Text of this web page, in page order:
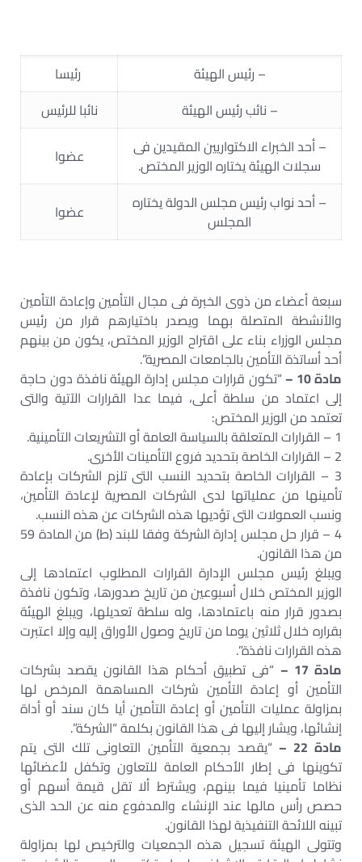
– رئيس الهيئة
رئيسا
– نائب رئيس الهيئة
نائبا للرئيس
– أحد الخبراء الاكتواريين المقيدين فى
سجلات الهيئة يختاره الوزير المختص.
عضوا
– أحد نواب رئيس مجلس الدولة يختاره
المجلس
عضوا
سبعة أعضاء من ذوى الخبرة فى مجال التأمين وإعادة التأمين
والأنشطة المتصلة بهما ويصدر باختيارهم قرار من رئيس
مجلس الوزراء بناء على اقتراح الوزير المختص، يكون من بينهم
أحد أساتذة التأمين بالجامعات المصرية”.
مادة 10 –
“تكون قرارات مجلس إدارة الهيئة نافذة دون حاجة
إلى اعتماد من سلطة أعلى، فيما عدا القرارات الآتية والتى
تعتمد من الوزير المختص:
1 – القرارات المتعلقة بالسياسة العامة أو التشريعات التأمينية.
2 – القرارات الخاصة بتحديد فروع التأمينات الأخرى.
3 – القرارات الخاصة بتحديد النسب التى تلزم الشركات بإعادة
تأمينها من عملياتها لدى الشركات المصرية لإعادة التأمين،
ونسب العمولات التى تؤديها هذه الشركات عن هذه النسب.
4 – قرار حل مجلس إدارة الشركة وفقا للبند (ط) من المادة 59
من هذا القانون.
ويبلغ رئيس مجلس الإدارة القرارات المطلوب اعتمادها إلى
الوزير المختص خلال أسبوعين من تاريخ صدورها، وتكون نافذة
بصدور قرار منه باعتمادها، وله سلطة تعديلها، ويبلغ الهيئة
بقراره خلال ثلاثين يوما من تاريخ وصول الأوراق إليه وإلا اعتبرت
هذه القرارات نافذة”.
مادة 17 –
“فى تطبيق أحكام هذا القانون يقصد بشركات
التأمين أو إعادة التأمين شركات المساهمة المرخص لها
بمزاولة عمليات التأمين أو إعادة التأمين أيا كان سند أو أداة
إنشائها، ويشار إليها فى هذا القانون بكلمة “الشركة”.
مادة 22 –
“يقصد بجمعية التأمين التعاونى تلك التى يتم
تكوينها فى إطار الأحكام العامة للتعاون وتكفل لأعضائها
نظاما تأمينيا فيما بينهم، ويشترط ألا تقل قيمة أسهم أو
حصص رأس مالها عند الإنشاء والمدفوع منه عن الحد الذى
تبينه اللائحة التنفيذية لهذا القانون.
وتتولى الهيئة تسجيل هذه الجمعيات والترخيص لها بمزاولة